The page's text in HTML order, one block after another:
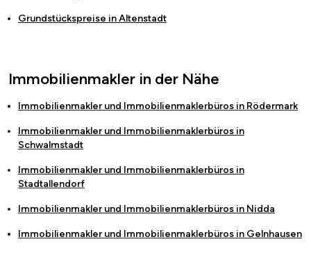
Grundstückspreise inAltenstadt
Immobilienmakler in der Nähe
Immobilienmakler und Immobilienmaklerbüros in Rödermark
Immobilienmakler und Immobilienmaklerbüros in
Schwalmstadt
Immobilienmakler und Immobilienmaklerbüros in
Stadtallendorf
Immobilienmakler und Immobilienmaklerbüros in Nidda
Immobilienmakler und Immobilienmaklerbüros in Gelnhausen